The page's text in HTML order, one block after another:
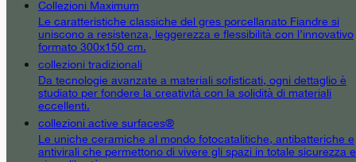
Collezioni Maximum
Le caratteristiche classiche del gres porcellanato Fiandre si
uniscono a resistenza, leggerezza e flessibilità con l’innovativo
formato 300x150 cm.
collezioni tradizionali
Da tecnologie avanzate a materiali sofisticati, ogni dettaglio è
studiato per fondere la creatività con la solidità di materiali
eccellenti.
collezioni active surfaces®
Le uniche ceramiche al mondo fotocatalitiche, antibatteriche e
antivirali che permettono di vivere gli spazi in totale sicurezza e